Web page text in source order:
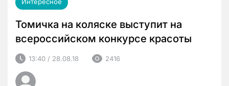
Интересное
Томичка на коляске выступит на
всероссийском конкурсе красоты
13:40 / 28.08.18 2416